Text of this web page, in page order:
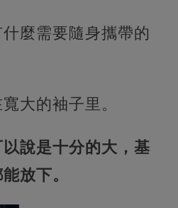
麼需要隨身攜帶的
大的袖子里。
說是十分的大，基
放下。